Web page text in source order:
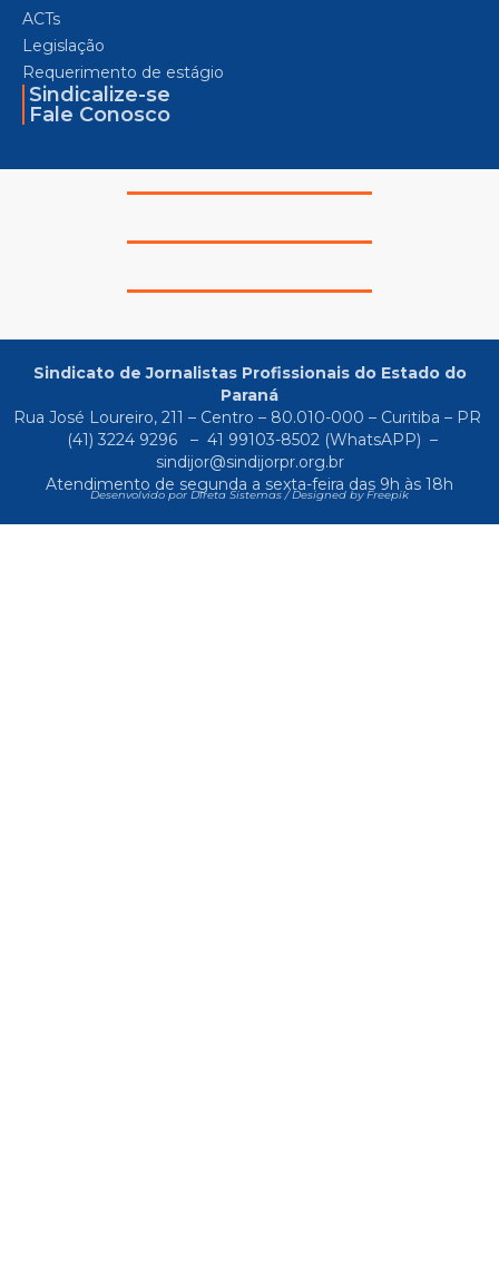
ACTs
Legislação
Requerimento de estágio
Sindicalize-se
Fale Conosco
Sindicato de Jornalistas Profissionais do Estado do
Paraná
Rua José Loureiro, 211 – Centro – 80.010-000 – Curitiba – PR
(41) 3224 9296
– 41 99103-8502(WhatsAPP) –
sindijor@sindijorpr.org.br
Atendimento de segunda a sexta-feira das 9h às 18h
Desenvolvido por Direta Sistemas /Designed by Freepik